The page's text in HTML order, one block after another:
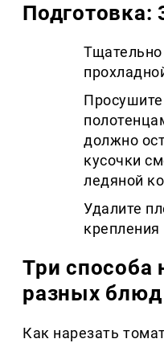
Подготовка:
должно
кусочки
ледяной
Удалите
крепления
Три способа
разных блюд
Как нарезать